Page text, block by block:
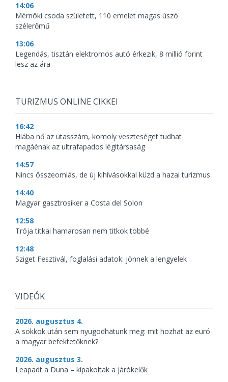
14:06
Mérnöki csoda született, 110 emelet magas úszó
szélerőmű
13:06
Legendás, tisztán elektromos autó érkezik, 8 millió forint
lesz az ára
TURIZMUS ONLINE CIKKEI
16:42
Hiába nő az utasszám, komoly veszteséget tudhat
magáénak az ultrafapados légitársaság
14:57
Nincs összeomlás, de új kihívásokkal küzd a hazai turizmus
14:40
Magyar gasztrosiker a Costa del Solon
12:58
Trója titkai hamarosan nem titkok többé
12:48
Sziget Fesztivál, foglalási adatok: jönnek a lengyelek
VIDEÓK
2026. augusztus 4.
A sokkok után sem nyugodhatunk meg: mit hozhat az euró
a magyar befektetőknek?
2026. augusztus 3.
Leapadt a Duna – kipakoltak a járókelők